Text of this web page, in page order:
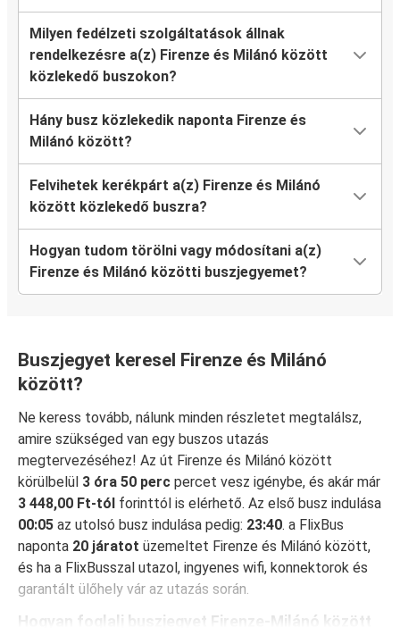
Milyen fedélzeti szolgáltatások állnak
rendelkezésre a(z) Firenze és Milánó között
közlekedő buszokon?
Hány busz közlekedik naponta Firenze és
Milánó között?
Felvihetek kerékpárt a(z) Firenze és Milánó
között közlekedő buszra?
Hogyan tudom törölni vagy módosítani a(z)
Firenze és Milánó közötti buszjegyemet?
Buszjegyet keresel Firenze és Milánó
között?
Ne keress tovább, nálunk minden részletet megtalálsz,
amire szükséged van egy buszos utazás
megtervezéséhez! Az út Firenze és Milánó között
körülbelül 3 óra 50 perc percet vesz igénybe, és akár már
3 448,00 Ft-tól forinttól is elérhető. Az első busz indulása
00:05 az utolsó busz indulása pedig: 23:40. a FlixBus
naponta 20 járatot üzemeltet Firenze és Milánó között,
és ha a FlixBusszal utazol, ingyenes wifi, konnektorok és
garantált ülőhely vár az utazás során.
Hogyan foglalj buszjegyet Firenze-Milánó között